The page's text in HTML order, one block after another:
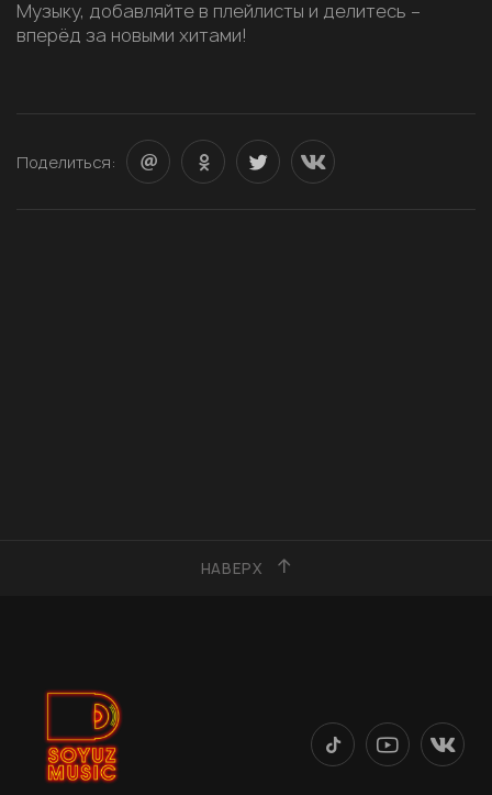
Музыку, добавляйте в плейлисты и делитесь –
вперёд за новыми хитами!
Поделиться:
НАВЕРХ